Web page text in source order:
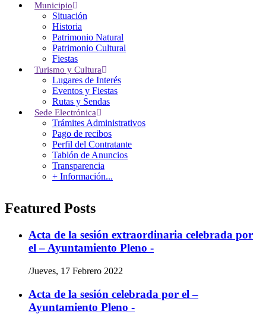
Municipio
Situación
Historia
Patrimonio Natural
Patrimonio Cultural
Fiestas
Turismo y Cultura
Lugares de Interés
Eventos y Fiestas
Rutas y Sendas
Sede Electrónica
Trámites Administrativos
Pago de recibos
Perfil del Contratante
Tablón de Anuncios
Transparencia
+ Información...
Menu
Noticias
Calendario del Contribuyente 2026
Normativa Urbanística
Calendario Punto Limpio Móvil 2026
Bono Social de Electricidad
El Tiempo
Weather details can not be fetched from
OpenWeathermap.org.
Protección de Datos Personales|Política de Privacidad
Ayuntamiento de Entrambasaguas
Featured Posts
Acta de la sesión extraordinaria celebrada por
el – Ayuntamiento Pleno -
/Jueves, 17 Febrero 2022
Acta de la sesión celebrada por el –
Ayuntamiento Pleno -